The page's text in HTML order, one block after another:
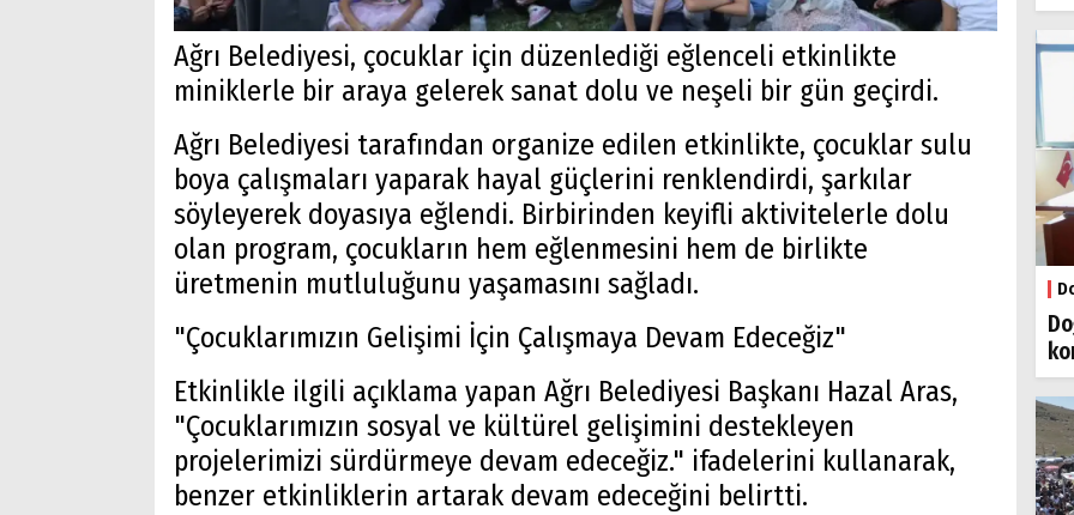
Ağrı Belediyesi, çocuklar için düzenlediği eğlenceli etkinlikte
miniklerle bir araya gelerek sanat dolu ve neşeli bir gün geçirdi.
Ağrı Belediyesi tarafından organize edilen etkinlikte, çocuklar sulu
boya çalışmaları yaparak hayal güçlerini renklendirdi, şarkılar
söyleyerek doyasıya eğlendi. Birbirinden keyifli aktivitelerle dolu
olan program, çocukların hem eğlenmesini hem de birlikte
üretmenin mutluluğunu yaşamasını sağladı.
"Çocuklarımızın Gelişimi İçin Çalışmaya Devam Edeceğiz"
Etkinlikle ilgili açıklama yapan Ağrı Belediyesi Başkanı Hazal Aras,
"Çocuklarımızın sosyal ve kültürel gelişimini destekleyen
projelerimizi sürdürmeye devam edeceğiz." ifadelerini kullanarak,
benzer etkinliklerin artarak devam edeceğini belirtti.